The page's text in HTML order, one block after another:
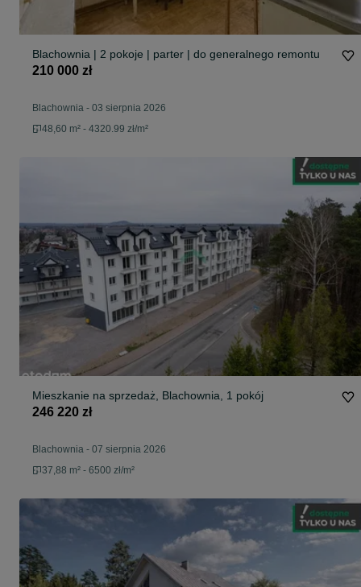
Blachownia | 2 pokoje | parter | do generalnego remontu
210 000 zł
Blachownia - 03 sierpnia 2026
48,60 m² - 4320.99 zł/m²
Mieszkanie na sprzedaż, Blachownia, 1 pokój
246 220 zł
Blachownia - 07 sierpnia 2026
37,88 m² - 6500 zł/m²